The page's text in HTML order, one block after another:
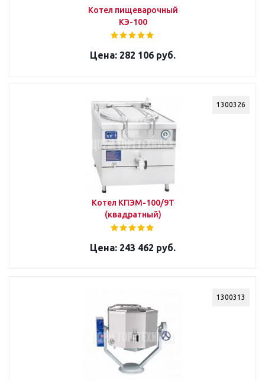
Котел пищеварочный
КЭ-100
282 106 руб.
1300326
Котел КПЭМ-100/9Т
(квадратный)
243 462 руб.
1300313